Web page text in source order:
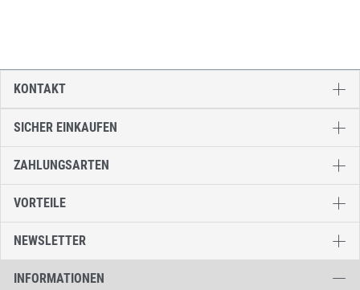
SICHER EINKAUFEN
ZAHLUNGSARTEN
VORTEILE
NEWSLETTER
INFORMATIONEN
KONTAKT